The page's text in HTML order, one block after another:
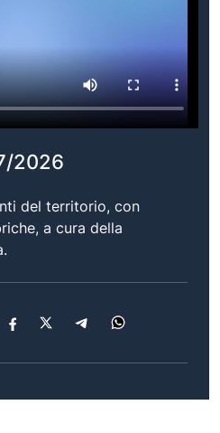
2026
del territorio, con
a cura della